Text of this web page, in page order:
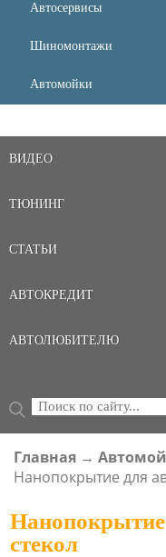
Автосервисы
Шиномонтажи
Автомойки
ВИДЕО
ТЮНИНГ
СТАТЬИ
АВТОКРЕДИТ
АВТОЛЮБИТЕЛЮ
ФОРМА ПОИСКА
Поиск
ВЫ ЗДЕСЬ
Главная →
Нанопокрытие для
стекол